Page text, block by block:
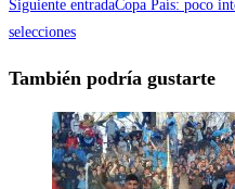
Siguiente entradaCopa País: poco
selecciones
También podría gustarte